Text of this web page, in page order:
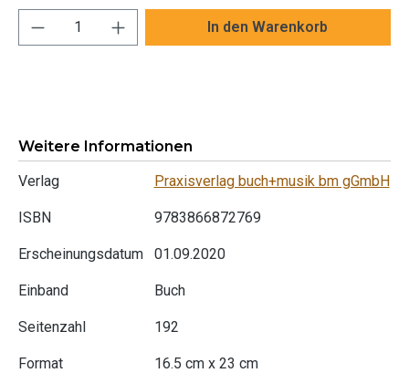
Produkt Anzahl: Gib den gewünschten
In den Warenkorb
Weitere Informationen
Verlag
Praxisverlag buch+musik bm gGmbH
ISBN 9783866872769
Erscheinungsdatum 01.09.2020
Einband Buch
Seitenzahl 192
Format 16.5 cm x 23 cm